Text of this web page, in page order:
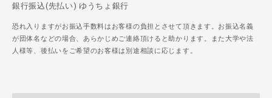
銀行振込(先払い) ゆうちょ銀行
恐れ入りますがお振込手数料はお客様の負担とさせて頂きます。お振込名義
が団体名などの場合、あらかじめご連絡頂けると助かります。また大学や法
人様等、後払いをご希望のお客様は別途相談に応じます。